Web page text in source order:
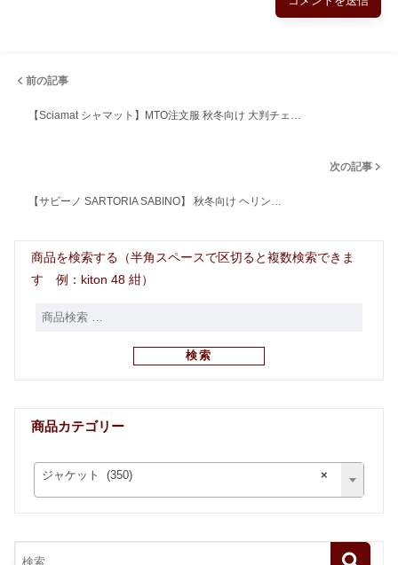
前の記事
【Sciamat シャマット】MTO注文服 秋冬向け 大判チェ…
次の記事
【サビーノ SARTORIA SABINO】 秋冬向け ヘリン…
商品を検索する（半角スペースで区切ると複数検索できま
す 例：kiton 48 紺）
検索
商品カテゴリー
×
ジャケット (350)